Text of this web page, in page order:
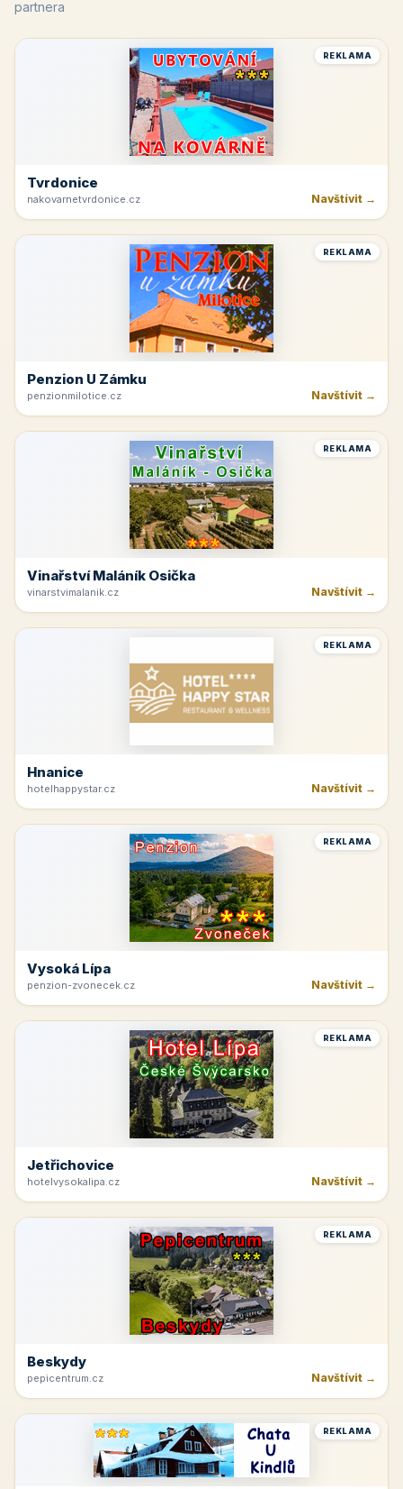
partnera
REKLAMA
Tvrdonice
nakovarnetvrdonice.cz Navštívit →
REKLAMA
Penzion U Zámku
penzionmilotice.cz Navštívit →
REKLAMA
Vinařství Maláník Osička
vinarstvimalanik.cz Navštívit →
REKLAMA
Hnanice
hotelhappystar.cz Navštívit →
REKLAMA
Vysoká Lípa
penzion-zvonecek.cz Navštívit →
REKLAMA
Jetřichovice
hotelvysokalipa.cz Navštívit →
REKLAMA
Beskydy
pepicentrum.cz Navštívit →
REKLAMA